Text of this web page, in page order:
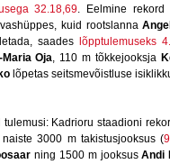
32.18,69. Eelmine rekord
kuid rootslanna
saades lõpptulemuseks
Maria Oja, 110 m tõkkejooksja
lõpetas seitsmevõistluse
Kadrioru staadioni
naiste 3000 m takistusjooksus (
ning 1500 m jooksusAndi